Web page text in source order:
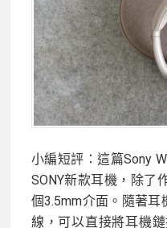
小編短評：這篇Sony
SONY新款耳機，除了
個3.5mm介面。隨著耳
線，可以直接將耳機